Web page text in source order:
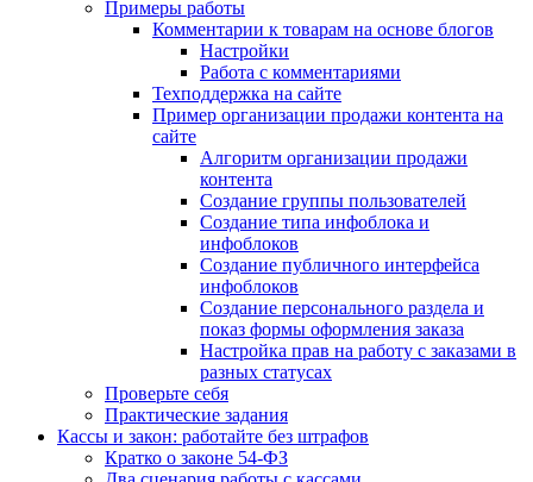
Примеры работы
Комментарии к товарам на основе блогов
Настройки
Работа с комментариями
Техподдержка на сайте
Пример организации продажи контента на
сайте
Алгоритм организации продажи
контента
Создание группы пользователей
Создание типа инфоблока и
инфоблоков
Создание публичного интерфейса
инфоблоков
Создание персонального раздела и
показ формы оформления заказа
Настройка прав на работу с заказами в
разных статусах
Проверьте себя
Практические задания
Кассы и закон: работайте без штрафов
Кратко о законе 54-ФЗ